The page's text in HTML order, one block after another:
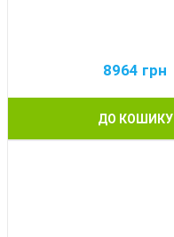
8964 грн
ДО КОШИКУ